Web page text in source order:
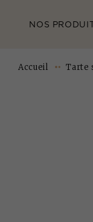
NOS
Accueil Tarte